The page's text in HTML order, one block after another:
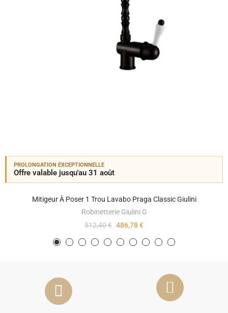
PROLONGATION EXCEPTIONNELLE
Offre valable jusqu'au 31 août
Mitigeur À Poser 1 Trou Lavabo Praga Classic Giulini
Robinetterie Giulini G
512,40 € 486,78 €